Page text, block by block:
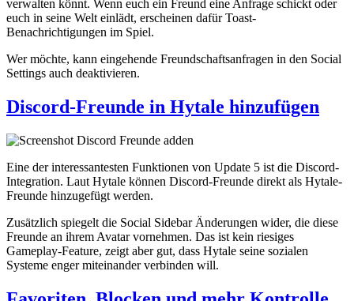
verwalten könnt. Wenn euch ein Freund eine Anfrage schickt oder
euch in seine Welt einlädt, erscheinen dafür Toast-
Benachrichtigungen im Spiel.
Wer möchte, kann eingehende Freundschaftsanfragen in den Social
Settings auch deaktivieren.
Discord-Freunde in Hytale hinzufügen
Eine der interessantesten Funktionen von Update 5 ist die Discord-
Integration. Laut Hytale können Discord-Freunde direkt als Hytale-
Freunde hinzugefügt werden.
Zusätzlich spiegelt die Social Sidebar Änderungen wider, die diese
Freunde an ihrem Avatar vornehmen. Das ist kein riesiges
Gameplay-Feature, zeigt aber gut, dass Hytale seine sozialen
Systeme enger miteinander verbinden will.